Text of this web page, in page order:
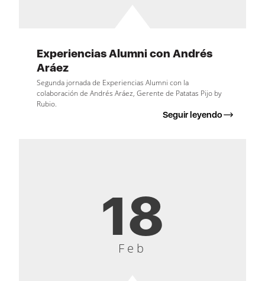
Experiencias Alumni con Andrés
Aráez
Segunda jornada de Experiencias Alumni con la
colaboración de Andrés Aráez, Gerente de Patatas Pijo by
Rubio.
Seguir leyendo
18
Feb